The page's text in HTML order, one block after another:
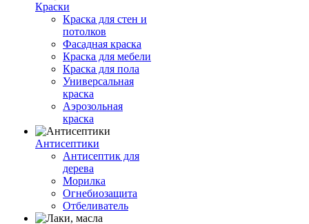
Краски
Краска для стен и
потолков
Фасадная краска
Краска для мебели
Краска для пола
Универсальная
краска
Аэрозольная
краска
Антисептики
Антисептик для
дерева
Морилка
Огнебиозащита
Отбеливатель